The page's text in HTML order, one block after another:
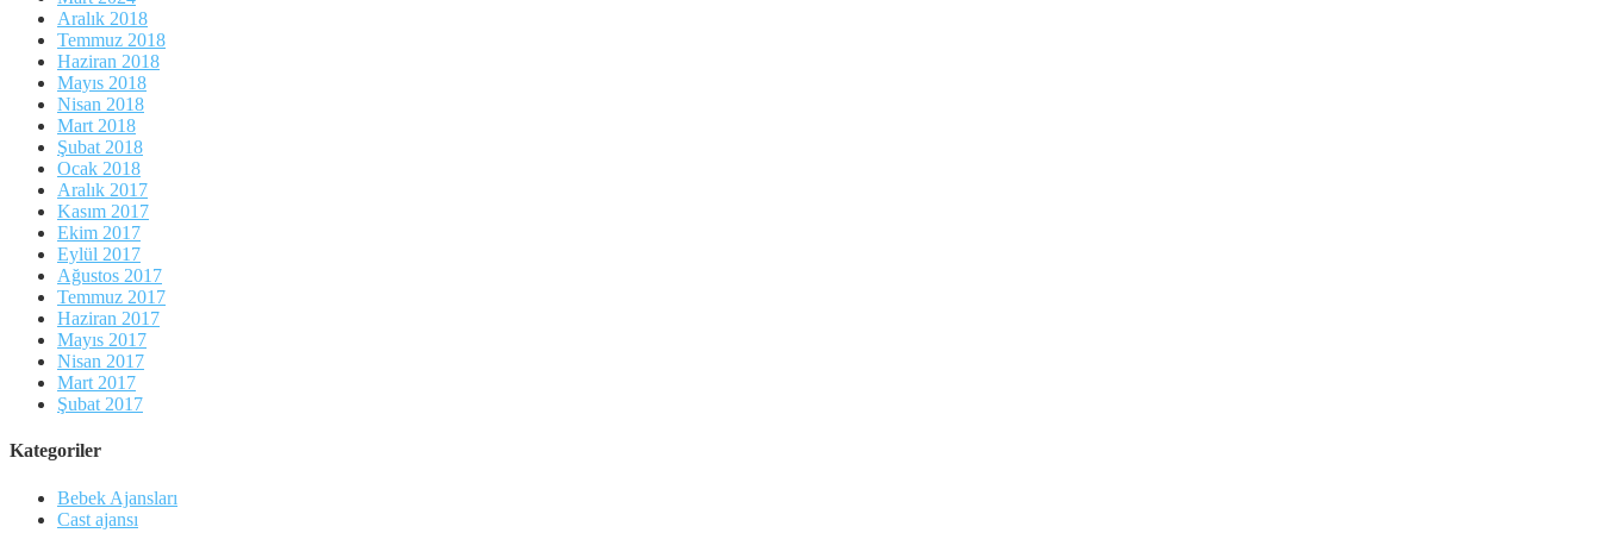
Aralık 2018
Temmuz 2018
Haziran 2018
Mayıs 2018
Nisan 2018
Mart 2018
Şubat 2018
Ocak 2018
Aralık 2017
Kasım 2017
Ekim 2017
Eylül 2017
Ağustos 2017
Temmuz 2017
Haziran 2017
Mayıs 2017
Nisan 2017
Mart 2017
Şubat 2017
Kategoriler
Bebek Ajansları
Cast ajansı